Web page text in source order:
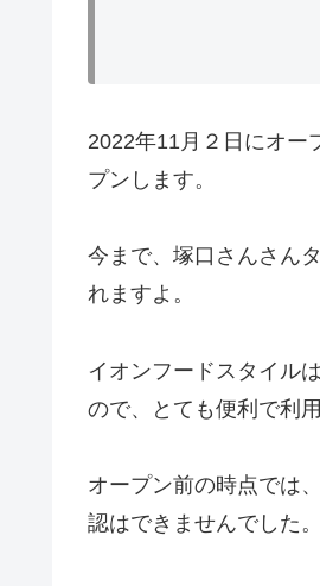
2022年11月２日にオー
プンします。
今まで、塚口さんさん
れますよ。
イオンフードスタイル
ので、とても便利で利
オープン前の時点では
認はできませんでした。